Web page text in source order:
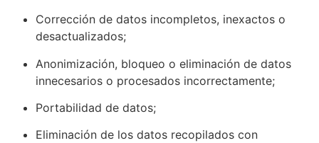
Corrección de datos incompletos, inexactos o
desactualizados;
Anonimización, bloqueo o eliminación de datos
innecesarios o procesados incorrectamente;
Portabilidad de datos;
Eliminación de los datos recopilados con